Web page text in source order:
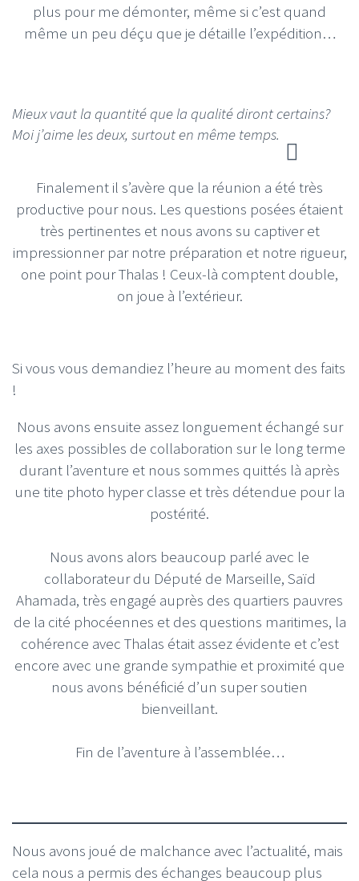
plus pour me démonter, même si c’est quand
même un peu déçu que je détaille l’expédition…
Mieux vaut la quantité que la qualité diront certains?
Moi j’aime les deux, surtout en même temps.
Finalement il s’avère que la réunion a été très
productive pour nous. Les questions posées étaient
très pertinentes et nous avons su captiver et
impressionner par notre préparation et notre rigueur,
one point pour Thalas ! Ceux-là comptent double,
on joue à l’extérieur.
Si vous vous demandiez l’heure au moment des faits
!
Nous avons ensuite assez longuement échangé sur
les axes possibles de collaboration sur le long terme
durant l’aventure et nous sommes quittés là après
une tite photo hyper classe et très détendue pour la
postérité.
Nous avons alors beaucoup parlé avec le
collaborateur du Député de Marseille, Saïd
Ahamada, très engagé auprès des quartiers pauvres
de la cité phocéennes et des questions maritimes, la
cohérence avec Thalas était assez évidente et c’est
encore avec une grande sympathie et proximité que
nous avons bénéficié d’un super soutien
bienveillant.
Fin de l’aventure à l’assemblée…
Nous avons joué de malchance avec l’actualité, mais
cela nous a permis des échanges beaucoup plus